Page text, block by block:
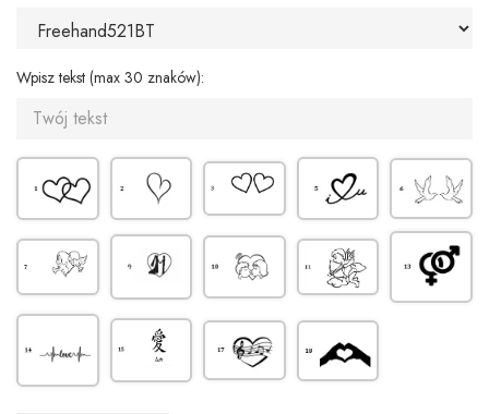
Wpisz tekst (max 30 znaków):